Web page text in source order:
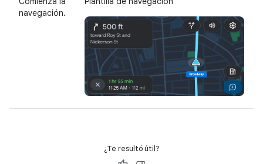
navegación.
¿Te resultó útil?